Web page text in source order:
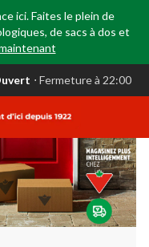
ici. Faites le plein de
de sacs à dos et
⋅ Fermeture à 22:00